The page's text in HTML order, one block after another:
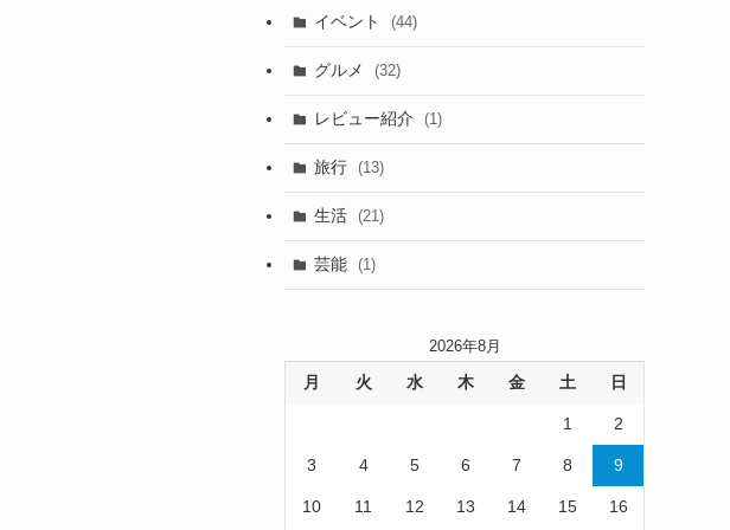
イベント (44)
グルメ (32)
レビュー紹介 (1)
旅行 (13)
生活 (21)
芸能 (1)
2026年8月
月 火 水 木 金 土 日
1 2
3 4 5 6 7 8 9
10 11 12 13 14 15 16